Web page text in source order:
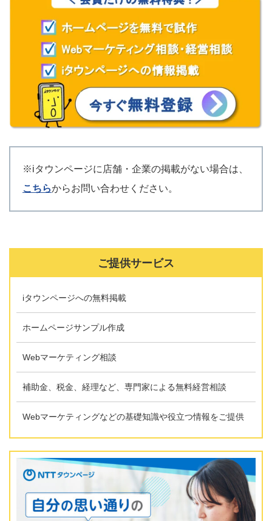
※iタウンページに店舗・企業の掲載がない場合は、
こちらからお問い合わせください。
ご提供サービス
iタウンページへの無料掲載
ホームページサンプル作成
Webマーケティング相談
補助金、税金、経理など、専門家による無料経営相談
Webマーケティングなどの基礎知識や役立つ情報をご提供